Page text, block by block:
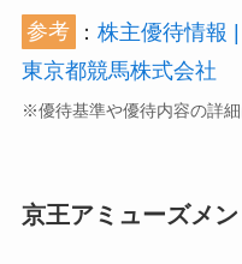
参考 ： 株主優待情報
東京都競馬株式会社
※優待基準や優待内容の詳細
京王アミューズメ